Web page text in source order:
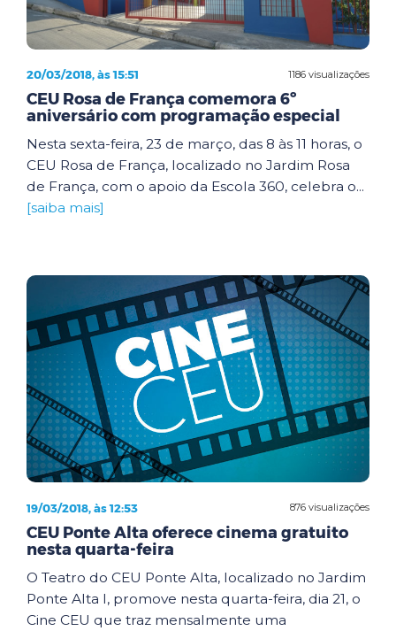
1186 visualizações
20/03/2018, às 15:51
CEU Rosa de França comemora 6º
aniversário com programação especial
Nesta sexta-feira, 23 de março, das 8 às 11 horas, o
CEU Rosa de França, localizado no Jardim Rosa
de França, com o apoio da Escola 360, celebra o...
[saiba mais]
876 visualizações
19/03/2018, às 12:53
CEU Ponte Alta oferece cinema gratuito
nesta quarta-feira
O Teatro do CEU Ponte Alta, localizado no Jardim
Ponte Alta I, promove nesta quarta-feira, dia 21, o
Cine CEU que traz mensalmente uma